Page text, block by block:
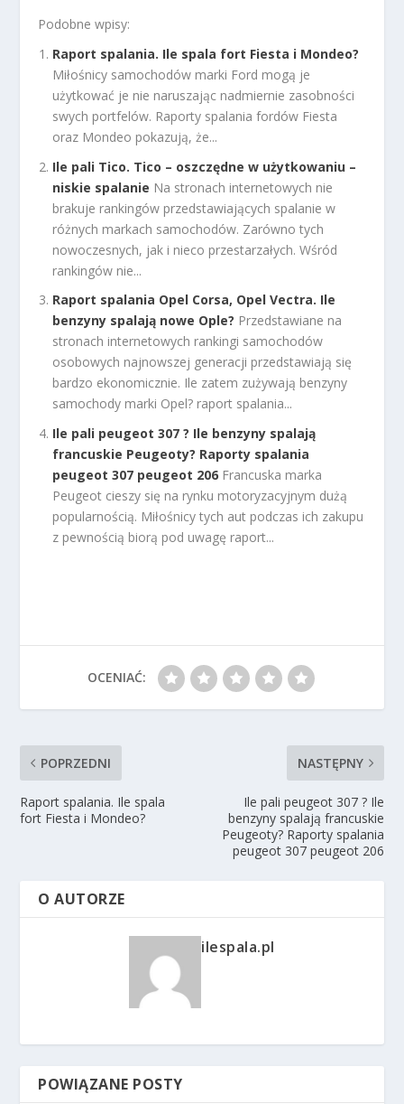
Podobne wpisy:
Raport spalania. Ile spala fort Fiesta i Mondeo?
Miłośnicy samochodów marki Ford mogą je
użytkować je nie naruszając nadmiernie zasobności
swych portfelów. Raporty spalania fordów Fiesta
oraz Mondeo pokazują, że...
Ile pali Tico. Tico – oszczędne w użytkowaniu –
niskie spalanie Na stronach internetowych nie
brakuje rankingów przedstawiających spalanie w
różnych markach samochodów. Zarówno tych
nowoczesnych, jak i nieco przestarzałych. Wśród
rankingów nie...
Raport spalania Opel Corsa, Opel Vectra. Ile
benzyny spalają nowe Ople? Przedstawiane na
stronach internetowych rankingi samochodów
osobowych najnowszej generacji przedstawiają się
bardzo ekonomicznie. Ile zatem zużywają benzyny
samochody marki Opel? raport spalania...
Ile pali peugeot 307 ? Ile benzyny spalają
francuskie Peugeoty? Raporty spalania
peugeot 307 peugeot 206 Francuska marka
Peugeot cieszy się na rynku motoryzacyjnym dużą
popularnością. Miłośnicy tych aut podczas ich zakupu
z pewnością biorą pod uwagę raport...
OCENIAĆ:
POPRZEDNI
Raport spalania. Ile spala
fort Fiesta i Mondeo?
NASTĘPNY
Ile pali peugeot 307 ? Ile
benzyny spalają francuskie
Peugeoty? Raporty spalania
peugeot 307 peugeot 206
O AUTORZE
ilespala.pl
POWIĄZANE POSTY